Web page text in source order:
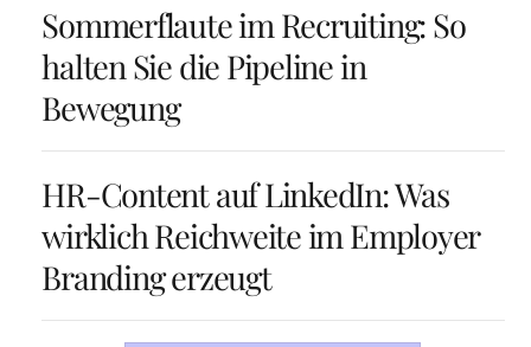
Sommerflaute im Recruiting: So
halten Sie die Pipeline in
Bewegung
HR-Content auf LinkedIn: Was
wirklich Reichweite im Employer
Branding erzeugt